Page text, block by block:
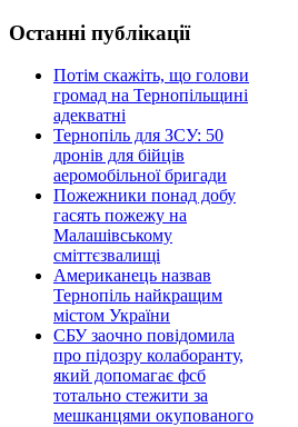
Останні публікації
Потім скажіть, що голови
громад на Тернопільщині
адекватні
Тернопіль для ЗСУ: 50
дронів для бійців
аеромобільної бригади
Пожежники понад добу
гасять пожежу на
Малашівському
сміттєзвалищі
Американець назвав
Тернопіль найкращим
містом України
СБУ заочно повідомила
про підозру колаборанту,
який допомагає фсб
тотально стежити за
мешканцями окупованого